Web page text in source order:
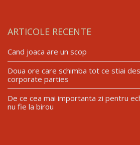
ARTICOLE RECENTE
Cand joaca are un scop
Doua ore care schimba tot ce stiai
corporate parties
De ce cea mai importanta zi pentru
nu fie la birou